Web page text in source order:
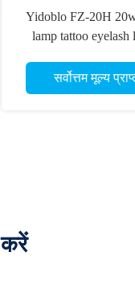
के
W
टैटू ब्यूटी
हाफ रिंग